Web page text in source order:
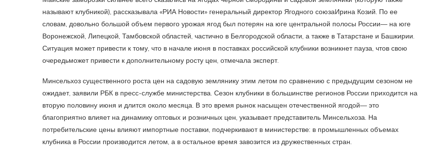
называют клубникой), рассказывала «РИА Новости» генеральный директор Ягодного союзаИрина Козий. По ее
словам, довольно большой объем первого урожая ягод был потерян на юге центральной полосы России— на юге
Воронежской, Липецкой, Тамбовской областей, частично в Белгородской области, а также в Татарстане и Башкирии.
Ситуация может привести к тому, что в начале июня в поставках российской клубники возникнет пауза, чтов свою
очередьможет привести к дополнительному росту цен, отмечала эксперт.
Минсельхоз существенного роста цен на садовую землянику этим летом по сравнению с предыдущим сезоном не
ожидает, заявили РБК в пресс-службе министерства. Сезон клубники в большинстве регионов России приходится на
вторую половину июня и длится около месяца. В это время рынок насыщен отечественной ягодой— это
благоприятно влияет на динамику оптовых и розничных цен, указывает представитель Минсельхоза. На
потребительские цены влияют импортные поставки, подчеркивают в министерстве: в промышленных объемах
клубника в России производится летом, а в остальное время завозится из дружественных стран.